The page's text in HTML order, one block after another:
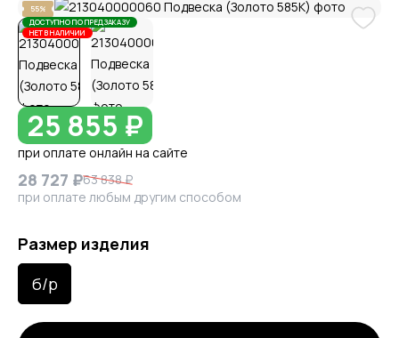
55%
ДОСТУПНО ПО ПРЕДЗАКАЗУ
НЕТ В НАЛИЧИИ
25 855 ₽
при оплате онлайн на сайте
28 727 ₽63 838 ₽
при оплате любым другим способом
Размер изделия
б/р